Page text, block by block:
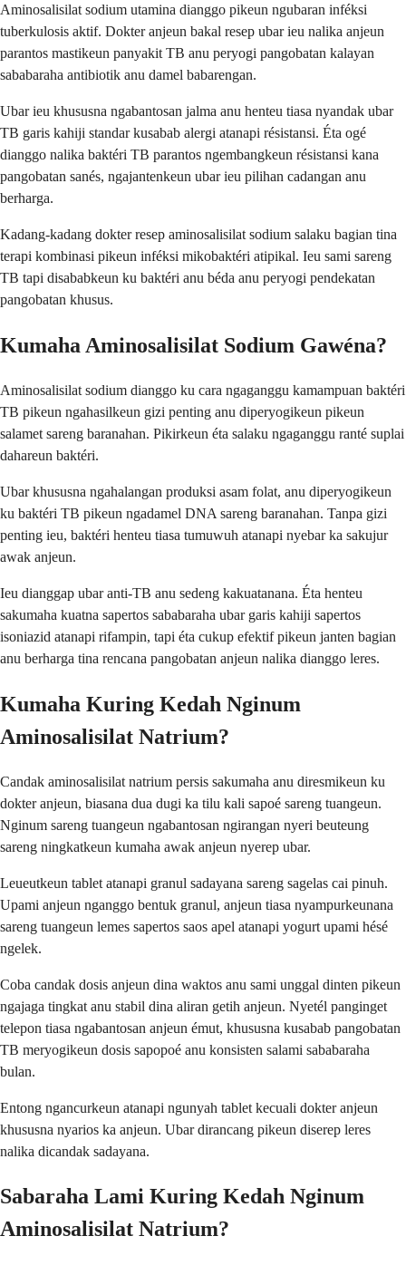
Aminosalisilat sodium utamina dianggo pikeun ngubaran inféksi
tuberkulosis aktif. Dokter anjeun bakal resep ubar ieu nalika anjeun
parantos mastikeun panyakit TB anu peryogi pangobatan kalayan
sababaraha antibiotik anu damel babarengan.
Ubar ieu khususna ngabantosan jalma anu henteu tiasa nyandak ubar
TB garis kahiji standar kusabab alergi atanapi résistansi. Éta ogé
dianggo nalika baktéri TB parantos ngembangkeun résistansi kana
pangobatan sanés, ngajantenkeun ubar ieu pilihan cadangan anu
berharga.
Kadang-kadang dokter resep aminosalisilat sodium salaku bagian tina
terapi kombinasi pikeun inféksi mikobaktéri atipikal. Ieu sami sareng
TB tapi disababkeun ku baktéri anu béda anu peryogi pendekatan
pangobatan khusus.
Kumaha Aminosalisilat Sodium Gawéna?
Aminosalisilat sodium dianggo ku cara ngaganggu kamampuan baktéri
TB pikeun ngahasilkeun gizi penting anu diperyogikeun pikeun
salamet sareng baranahan. Pikirkeun éta salaku ngaganggu ranté suplai
dahareun baktéri.
Ubar khususna ngahalangan produksi asam folat, anu diperyogikeun
ku baktéri TB pikeun ngadamel DNA sareng baranahan. Tanpa gizi
penting ieu, baktéri henteu tiasa tumuwuh atanapi nyebar ka sakujur
awak anjeun.
Ieu dianggap ubar anti-TB anu sedeng kakuatanana. Éta henteu
sakumaha kuatna sapertos sababaraha ubar garis kahiji sapertos
isoniazid atanapi rifampin, tapi éta cukup efektif pikeun janten bagian
anu berharga tina rencana pangobatan anjeun nalika dianggo leres.
Kumaha Kuring Kedah Nginum
Aminosalisilat Natrium?
Candak aminosalisilat natrium persis sakumaha anu diresmikeun ku
dokter anjeun, biasana dua dugi ka tilu kali sapoé sareng tuangeun.
Nginum sareng tuangeun ngabantosan ngirangan nyeri beuteung
sareng ningkatkeun kumaha awak anjeun nyerep ubar.
Leueutkeun tablet atanapi granul sadayana sareng sagelas cai pinuh.
Upami anjeun nganggo bentuk granul, anjeun tiasa nyampurkeunana
sareng tuangeun lemes sapertos saos apel atanapi yogurt upami hésé
ngelek.
Coba candak dosis anjeun dina waktos anu sami unggal dinten pikeun
ngajaga tingkat anu stabil dina aliran getih anjeun. Nyetél panginget
telepon tiasa ngabantosan anjeun émut, khususna kusabab pangobatan
TB meryogikeun dosis sapopoé anu konsisten salami sababaraha
bulan.
Entong ngancurkeun atanapi ngunyah tablet kecuali dokter anjeun
khususna nyarios ka anjeun. Ubar dirancang pikeun diserep leres
nalika dicandak sadayana.
Sabaraha Lami Kuring Kedah Nginum
Aminosalisilat Natrium?